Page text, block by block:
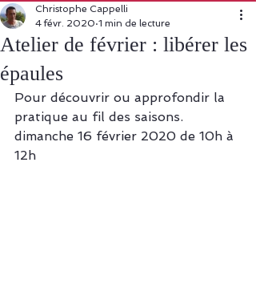
Atelier de février : libérer les
épaules
Christophe Cappelli
4 févr. 2020 1 min de lecture
Pour découvrir ou approfondir la
pratique au fil des saisons.
dimanche 16 février 2020 de 10h à
12h